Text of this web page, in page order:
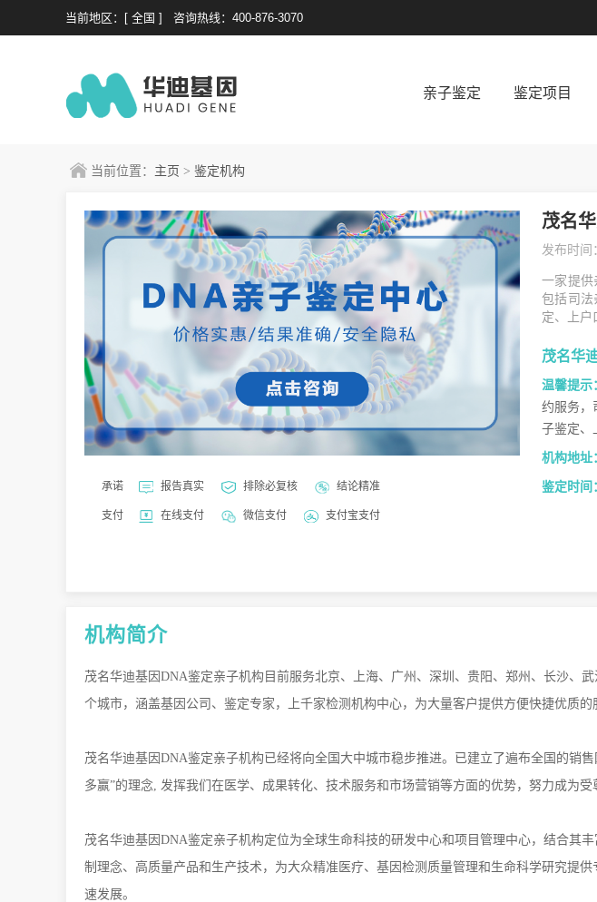
当前地区：[ 全国 ] 咨询热线：400-876-3070
亲子鉴定 鉴定项目
当前位置： 主页 > 鉴定机构
承诺 报告真实 排除必复核 结论精准
支付 在线支付 微信支付 支付宝支付
茂名
发布时间
一家提供
包括司法
定、上户
茂名华
温馨提示
约服务，
子鉴定、
机构地址
鉴定时间
机构简介
茂名华迪基因 DNA鉴定亲子机构 目前服务北京、上海、广州、深圳、贵阳、郑州、长沙、
个城市，涵盖基因公司、鉴定专家，上千家检测机构中心，为大量客户提供方便快捷优质的
茂名华迪基因 DNA鉴定亲子机构 已经将向全国大中城市稳步推进。已建立了遍布全国的销
多赢”的理念, 发挥我们在医学、成果转化、技术服务和市场营销等方面的优势，努力成为受
茂名华迪基因 DNA鉴定亲子机构定位为全球生命科技的研发中心和项目管理中心，结合其
制理念、高质量产品和生产技术，为大众精准医疗、基因检测质量管理和生命科学研究提
速发展。